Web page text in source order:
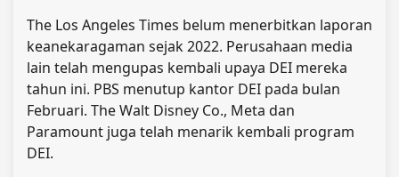
The Los Angeles Times belum menerbitkan laporan
keanekaragaman sejak 2022. Perusahaan media
lain telah mengupas kembali upaya DEI mereka
tahun ini. PBS menutup kantor DEI pada bulan
Februari. The Walt Disney Co., Meta dan
Paramount juga telah menarik kembali program
DEI.